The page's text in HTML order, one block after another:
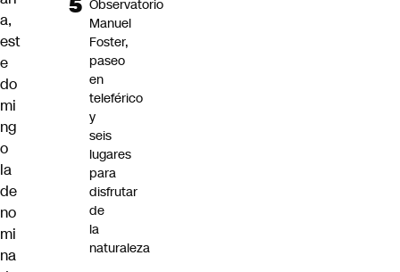
a,
est
e
do
mi
ng
o
la
de
no
mi
na
Observatorio
Manuel
Foster,
paseo
en
teleférico
y
seis
lugares
para
disfrutar
de
la
naturaleza